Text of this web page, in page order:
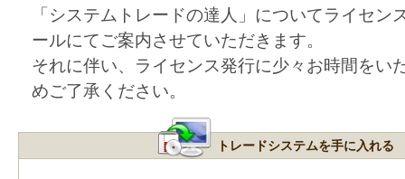
「システムトレードの達人」についてライセン
ールにてご案内させていただきます。
それに伴い、ライセンス発行に少々お時間をい
めご了承ください。
トレードシステムを手に入れる